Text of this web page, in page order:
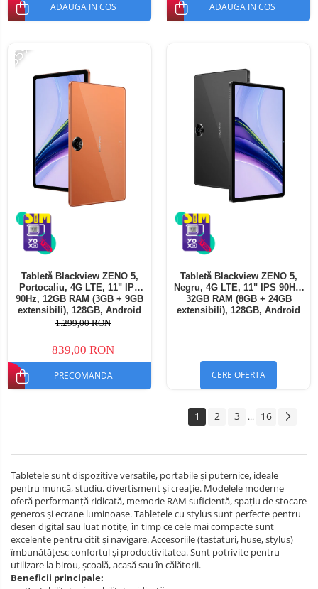
ADAUGA IN COS ADAUGA IN COS
-35%
Tabletă Blackview ZENO 5,
Portocaliu, 4G LTE, 11" IPS
90Hz, 12GB RAM (3GB + 9GB
extensibili), 128GB, Android
16, Unisoc T7250, 8300mAh,
SIM
1.299,00 RON
839,00 RON
PRECOMANDA
Tabletă Blackview ZENO 5,
Negru, 4G LTE, 11" IPS 90Hz,
32GB RAM (8GB + 24GB
extensibili), 128GB, Android
CERE OFERTA
1 2 3 ... 16
Tabletele sunt dispozitive versatile, portabile și puternice, ideale
pentru muncă, studiu, divertisment și creație. Modelele moderne
oferă performanță ridicată, memorie RAM suficientă, spațiu de stocare
generos și ecrane luminoase. Tabletele cu stylus sunt perfecte pentru
desen digital sau luat notițe, în timp ce cele mai compacte sunt
excelente pentru citit și navigare. Accesoriile (tastaturi, huse, stylus)
îmbunătățesc confortul și productivitatea. Sunt potrivite pentru
utilizare la birou, școală, acasă sau în călătorii.
Beneficii principale: